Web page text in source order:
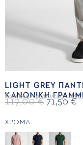
LIGHT GREY
ΚΑΝΟΝΙΚΉ
Κωδικός προϊόντος:
119,00€ 71,50 €
ΧΡΩΜΑ